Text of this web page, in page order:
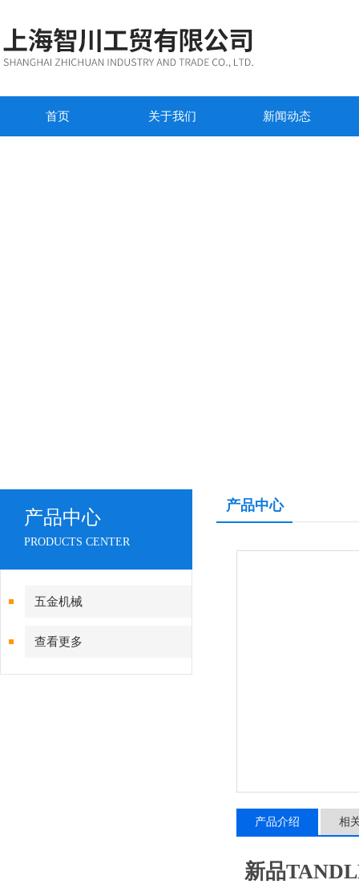
首页 关于我们 新闻动态
产品中心
PRODUCTS CENTER
五金机械
查看更多
产品中心
产品介绍 相
新品